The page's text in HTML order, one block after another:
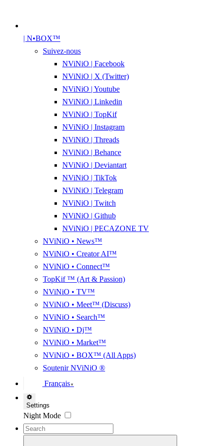
| N•BOX™
Suivez-nous
NViNiO | Facebook
NViNiO | X (Twitter)
NViNiO | Youtube
NViNiO | Linkedin
NViNiO | TopKif
NViNiO | Instagram
NViNiO | Threads
NViNiO | Behance
NViNiO | Deviantart
NViNiO | TikTok
NViNiO | Telegram
NViNiO | Twitch
NViNiO | Github
NViNiO | PECAZONE TV
NViNiO • News™
NViNiO • Creator AI™
NViNiO • Connect™
TopKif ™ (Art & Passion)
NViNiO • TV™
NViNiO • Meet™ (Discuss)
NViNiO • Search™
NViNiO • Dj™
NViNiO • Market™
NViNiO • BOX™ (All Apps)
Soutenir NViNiO ®
Français ▼
Settings
Night Mode